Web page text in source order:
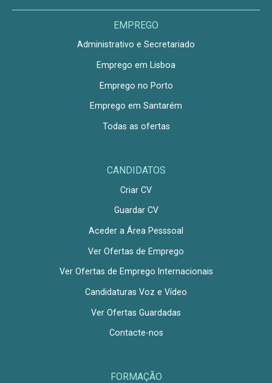
EMPREGO
Administrativo e Secretariado
Emprego em Lisboa
Emprego no Porto
Emprego em Santarém
Todas as ofertas
CANDIDATOS
Criar CV
Guardar CV
Aceder a Área Pesssoal
Ver Ofertas de Emprego
Ver Ofertas de Emprego Internacionais
Candidaturas Voz e Vídeo
Ver Ofertas Guardadas
Contacte-nos
FORMAÇÃO